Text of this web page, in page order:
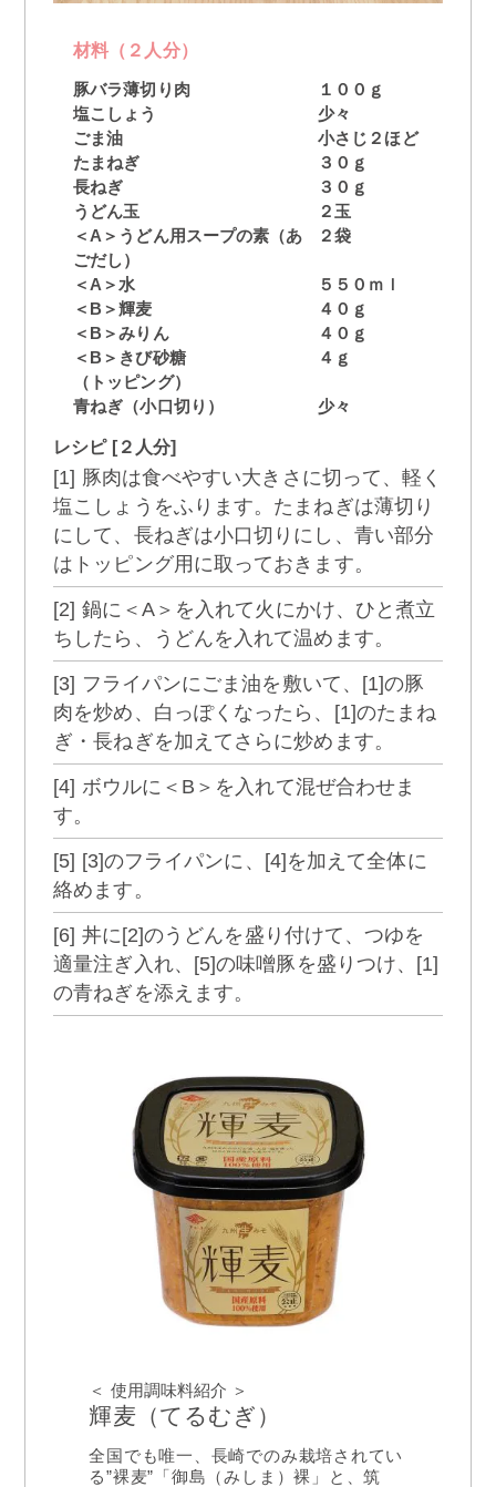
材料（２人分）
豚バラ薄切り肉
１００ｇ
塩こしょう
少々
ごま油
小さじ２ほど
たまねぎ
３０ｇ
長ねぎ
３０ｇ
うどん玉
２玉
＜A＞うどん用スープの素（あ
ごだし）
２袋
＜A＞水
５５０ｍｌ
＜B＞輝麦
４０ｇ
＜B＞みりん
４０ｇ
＜B＞きび砂糖
４ｇ
（トッピング）
青ねぎ（小口切り）
少々
レシピ [２人分]
[1] 豚肉は食べやすい大きさに切って、軽く
塩こしょうをふります。たまねぎは薄切り
にして、長ねぎは小口切りにし、青い部分
はトッピング用に取っておきます。
[2] 鍋に＜A＞を入れて火にかけ、ひと煮立
ちしたら、うどんを入れて温めます。
[3] フライパンにごま油を敷いて、[1]の豚
肉を炒め、白っぽくなったら、[1]のたまね
ぎ・長ねぎを加えてさらに炒めます。
[4] ボウルに＜B＞を入れて混ぜ合わせま
す。
[5] [3]のフライパンに、[4]を加えて全体に
絡めます。
[6] 丼に[2]のうどんを盛り付けて、つゆを
適量注ぎ入れ、[5]の味噌豚を盛りつけ、[1]
の青ねぎを添えます。
＜ 使用調味料紹介 ＞
輝麦（てるむぎ）
全国でも唯一、長崎でのみ栽培されてい
る”裸麦”「御島（みしま）裸」と、筑